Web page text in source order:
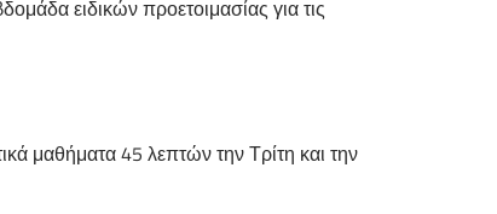
ειδικών προετοιμασίας για τις
μαθήματα 45 λεπτών την Τρίτη και την